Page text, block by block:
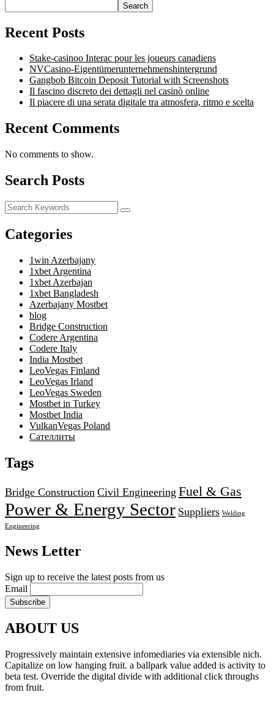
Search
Recent Posts
Stake-casinoo Interac pour les joueurs canadiens
NVCasino-Eigentümerunternehmenshintergrund
Gangbob Bitcoin Deposit Tutorial with Screenshots
Il fascino discreto dei dettagli nel casinò online
Il piacere di una serata digitale tra atmosfera, ritmo e scelta
Recent Comments
No comments to show.
Search Posts
Categories
1win Azerbajany
1xbet Argentina
1xbet Azerbajan
1xbet Bangladesh
Azerbajany Mostbet
blog
Bridge Construction
Codere Argentina
Codere Italy
India Mostbet
LeoVegas Finland
LeoVegas Irland
LeoVegas Sweden
Mostbet in Turkey
Mostbet India
VulkanVegas Poland
Сателлиты
Tags
Bridge Construction Civil Engineering Fuel & Gas
Power & Energy Sector Suppliers Welding
Engineering
News Letter
Sign up to receive the latest posts from us
Email
ABOUT US
Progressively maintain extensive infomediaries via extensible nich.
Capitalize on low hanging fruit. a ballpark value added is activity to
beta test. Override the digital divide with additional click throughs
from fruit.